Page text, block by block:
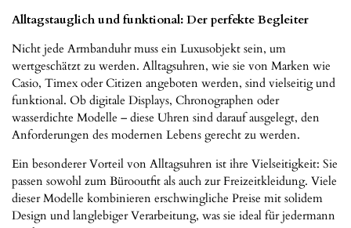
Alltagstauglich und funktional: Der perfekte Begleiter
Nicht jede Armbanduhr muss ein Luxusobjekt sein, um
wertgeschätzt zu werden. Alltagsuhren, wie sie von Marken wie
Casio, Timex oder Citizen angeboten werden, sind vielseitig und
funktional. Ob digitale Displays, Chronographen oder
wasserdichte Modelle – diese Uhren sind darauf ausgelegt, den
Anforderungen des modernen Lebens gerecht zu werden.
Ein besonderer Vorteil von Alltagsuhren ist ihre Vielseitigkeit: Sie
passen sowohl zum Bürooutfit als auch zur Freizeitkleidung. Viele
dieser Modelle kombinieren erschwingliche Preise mit solidem
Design und langlebiger Verarbeitung, was sie ideal für jedermann